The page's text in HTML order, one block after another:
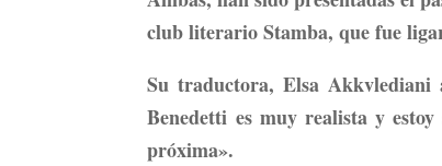
club literario Stamba, que fue
Su traductora, Elsa
Benedetti es muy realista y
próxima».